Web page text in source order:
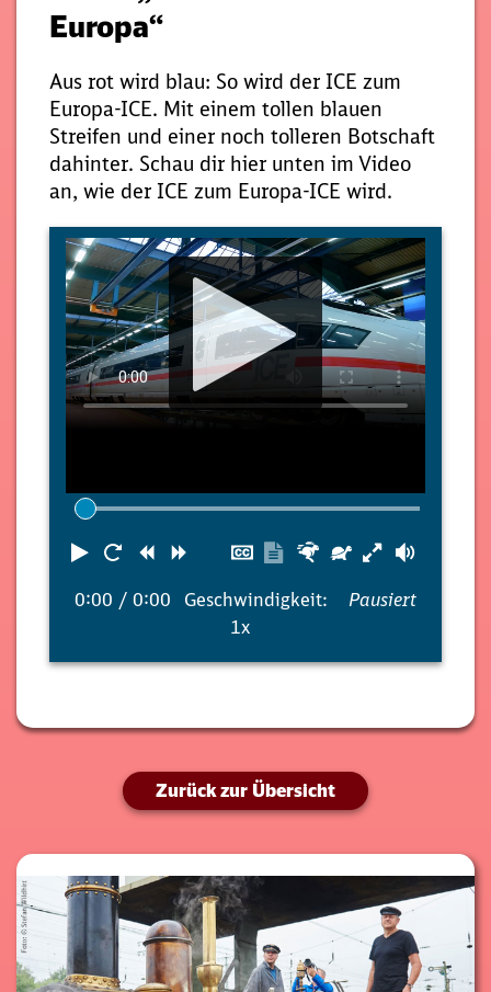
Europa“
Aus rot wird blau: So wird der ICE zum
Europa-ICE. Mit einem tollen blauen
Streifen und einer noch tolleren Botschaft
dahinter. Schau dir hier unten im Video
an, wie der ICE zum Europa-ICE wird.
Media
Player
Abspielen
Neustart
ZurückVorwärtsUntertitel
Transkription
Schneller
Langsamer
0:00 / 0:00
Geschwindigkeit:
1x
Pausiert
Zurück zur Übersicht